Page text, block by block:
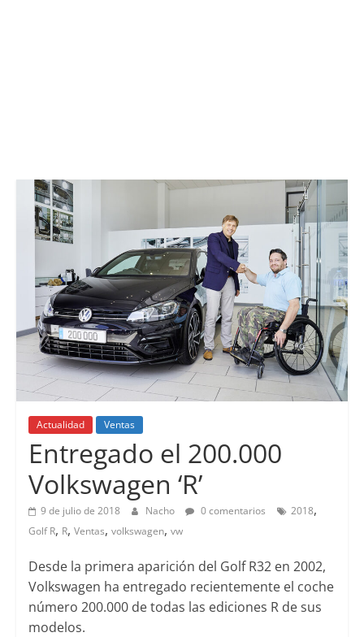
Actualidad Ventas
Entregado el 200.000
Volkswagen ‘R’
9 de julio de 2018 Nacho 0 comentarios 2018,
Golf R, R, Ventas, volkswagen, vw
Desde la primera aparición del Golf R32 en 2002,
Volkswagen ha entregado recientemente el coche
número 200.000 de todas las ediciones R de sus
modelos.